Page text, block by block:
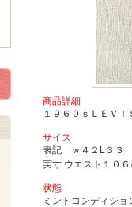
商品詳細
１９６０ｓＬＥ
サイズ
表記 ｗ４２L３３
実寸.ウエスト１０
状態
ミントコンディショ